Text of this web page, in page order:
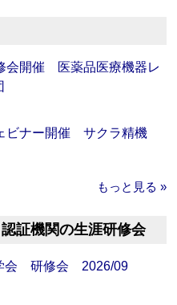
会開催 医薬品医療機器レ
ビナー開催 サクラ精機
もっと見る »
証機関の生涯研修会
会 研修会 2026/09